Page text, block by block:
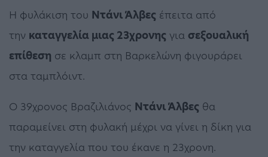
Η φυλάκιση του Ντάνι Άλβες έπειτα από
την καταγγελία μιας 23χρονης για σεξουαλική
επίθεση σε κλαμπ στη Βαρκελώνη φιγουράρει
στα ταμπλόιντ.
Ο 39χρονος Βραζιλιάνος Ντάνι Άλβες θα
παραμείνει στη φυλακή μέχρι να γίνει η δίκη για
την καταγγελία που του έκανε η 23χρονη.